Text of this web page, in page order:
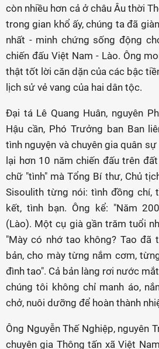
còn nhiều hơn cả ở châu Âu thời
trong gian khổ ấy, chúng ta đã
nhất - minh chứng sống động
chiến đấu Việt Nam - Lào. Ông
thật tốt lời căn dặn của các bậc
lịch sử vẻ vang của hai dân tộc.
Đại tá Lê Quang Huân, nguyên
Hậu cần, Phó Trưởng ban Ban
tình nguyện và chuyên gia quân
lại hơn 10 năm chiến đấu trên
chữ "tình" mà Tổng Bí thư, Chủ
Sisoulith từng nói: tình đồng chí,
kết, tình bạn. Ông kể: "Năm
(Lào). Một cụ già gần trăm tuổi
"Mày có nhớ tao không? Tao đã
bản, cho mày từng nắm cơm,
đình tao". Cả bản làng rơi nước
chúng tôi không chỉ manh áo,
chở, nuôi dưỡng để hoàn thành
Ông Nguyễn Thế Nghiệp, nguyên
chuyên gia Thông tấn xã Việt